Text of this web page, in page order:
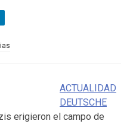
ACTUALIDAD
DEUTSCHE
erigieron el campo de